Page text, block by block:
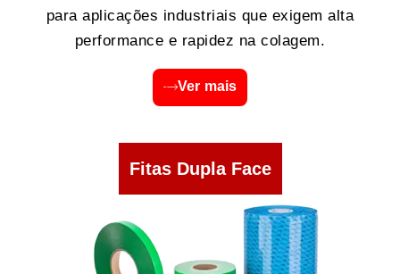
para aplicações industriais que exigem alta
performance e rapidez na colagem.
Ver mais
Fitas Dupla Face